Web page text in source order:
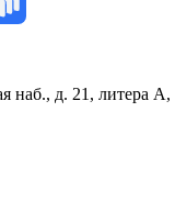
наб., д. 21, литера А,